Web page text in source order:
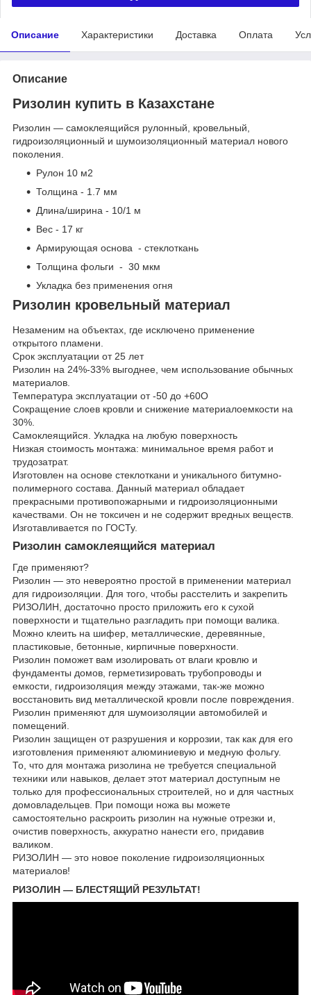
Описание Характеристики Доставка Оплата
Описание
Ризолин купить в Казахстане
Ризолин — самоклеящийся рулонный, кровельный,
гидроизоляционный и шумоизоляционный материал нового
поколения.
Рулон 10 м2
Толщина - 1.7 мм
Длина/ширина - 10/1 м
Вес - 17 кг
Армирующая основа - стеклоткань
Толщина фольги - 30 мкм
Укладка без применения огня
Ризолин кровельный материал
Незаменим на объектах, где исключено применение
открытого пламени.
Срок эксплуатации от 25 лет
Ризолин на 24%-33% выгоднее, чем использование обычных
материалов.
Температура эксплуатации от -50 до +60О
Сокращение слоев кровли и снижение материалоемкости на
30%.
Самоклеящийся. Укладка на любую поверхность
Низкая стоимость монтажа: минимальное время работ и
трудозатрат.
Изготовлен на основе стеклоткани и уникального битумно-
полимерного состава. Данный материал обладает
прекрасными противопожарными и гидроизоляционными
качествами. Он не токсичен и не содержит вредных веществ.
Изготавливается по ГОСТу.
Ризолин самоклеящийся материал
Где применяют?
Ризолин — это невероятно простой в применении материал
для гидроизоляции. Для того, чтобы расстелить и закрепить
РИЗОЛИН, достаточно просто приложить его к сухой
поверхности и тщательно разгладить при помощи валика.
Можно клеить на шифер, металлические, деревянные,
пластиковые, бетонные, кирпичные поверхности.
Ризолин поможет вам изолировать от влаги кровлю и
фундаменты домов, герметизировать трубопроводы и
емкости, гидроизоляция между этажами, так-же можно
восстановить вид металлической кровли после повреждения.
Ризолин применяют для шумоизоляции автомобилей и
помещений.
Ризолин защищен от разрушения и коррозии, так как для его
изготовления применяют алюминиевую и медную фольгу.
То, что для монтажа ризолина не требуется специальной
техники или навыков, делает этот материал доступным не
только для профессиональных строителей, но и для частных
домовладельцев. При помощи ножа вы можете
самостоятельно раскроить ризолин на нужные отрезки и,
очистив поверхность, аккуратно нанести его, придавив
валиком.
РИЗОЛИН — это новое поколение гидроизоляционных
материалов!
РИЗОЛИН — БЛЕСТЯЩИЙ РЕЗУЛЬТАТ!